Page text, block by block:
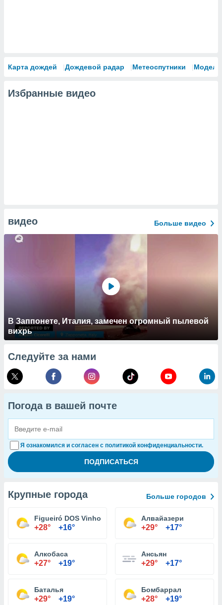
Карта дождей Дождевой радар Метеоспутники Модели
Избранные видео
видео Больше видео
В Заппонете, Италия, замечен огромный пылевой
вихрь
Следуйте за нами
Погода в вашей почте
Я ознакомился и согласен с политикой конфиденциальности.
Крупные города Больше городов
Figueiró DOS Vinhos
+28° +16°
Алвайазери
+29° +17°
Алкобаса
+27° +19°
Ансьян
+29° +17°
Баталья
+29° +19°
Бомбаррал
+28° +19°